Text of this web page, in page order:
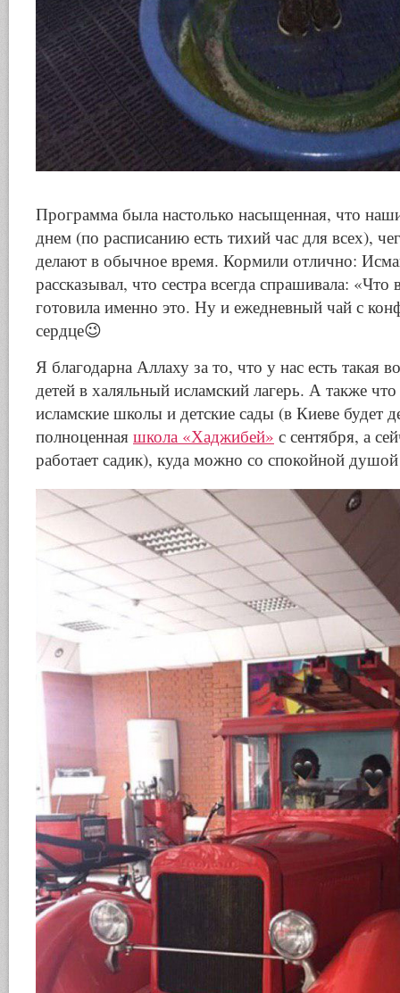
Программа была настолько насыщенная, что
днем (по расписанию есть тихий час для всех),
делают в обычное время. Кормили отлично:
рассказывал, что сестра всегда спрашивала:
готовила именно это. Ну и ежедневный чай с
сердце😉
Я благодарна Аллаху за то, что у нас есть такая
детей в халяльный исламский лагерь. А также
исламские школы и детские сады (в Киеве будет
полноценная школа «Хаджибей» с сентября, а
работает садик), куда можно со спокойной душой